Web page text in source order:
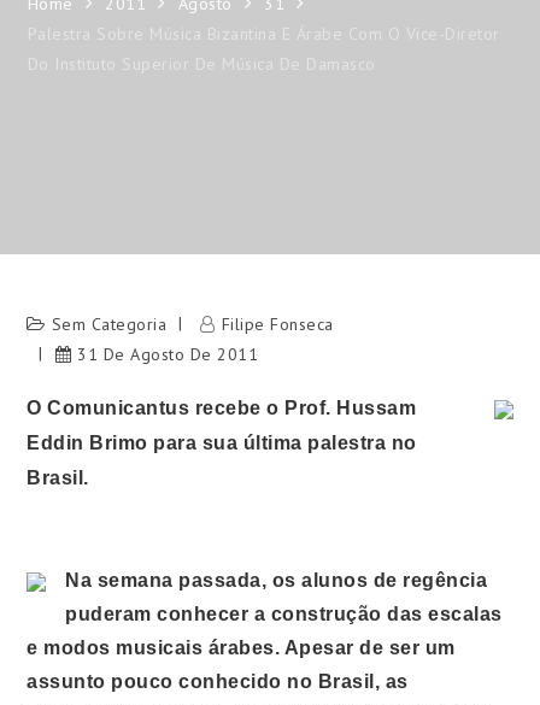
Palestra Sobre Música Bizantina E Árabe Com O Vice-Diretor
Do Instituto Superior De Música De Damasco
Sem Categoria
Filipe Fonseca
31 De Agosto De 2011
O Comunicantus recebe o Prof. Hussam
Eddin Brimo para sua última palestra no
Brasil.
Na semana passada, os alunos de regência
puderam conhecer a construção das escalas
e modos musicais árabes. Apesar de ser um
assunto pouco conhecido no Brasil, as